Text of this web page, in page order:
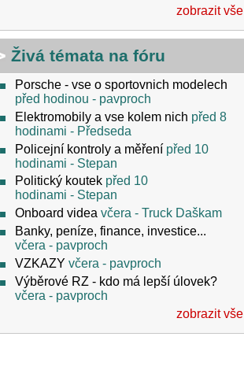
zobrazit vše
Živá témata na fóru
Porsche - vse o sportovnich modelech
před hodinou - pavproch
Elektromobily a vse kolem nich před 8
hodinami - Předseda
Policejní kontroly a měření před 10
hodinami - Stepan
Politický koutek před 10
hodinami - Stepan
Onboard videa včera - Truck Daškam
Banky, peníze, finance, investice...
včera - pavproch
VZKAZY včera - pavproch
Výběrové RZ - kdo má lepší úlovek?
včera - pavproch
zobrazit vše